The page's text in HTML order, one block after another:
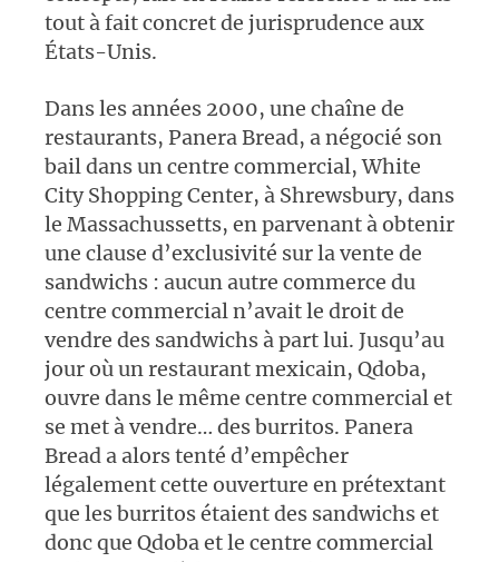
tout à fait concret de jurisprudence aux
États-Unis.
Dans les années 2000, une chaîne de
restaurants, Panera Bread, a négocié son
bail dans un centre commercial, White
City Shopping Center, à Shrewsbury, dans
le Massachussetts, en parvenant à obtenir
une clause d’exclusivité sur la vente de
sandwichs : aucun autre commerce du
centre commercial n’avait le droit de
vendre des sandwichs à part lui. Jusqu’au
jour où un restaurant mexicain, Qdoba,
ouvre dans le même centre commercial et
se met à vendre… des burritos. Panera
Bread a alors tenté d’empêcher
légalement cette ouverture en prétextant
que les burritos étaient des sandwichs et
donc que Qdoba et le centre commercial